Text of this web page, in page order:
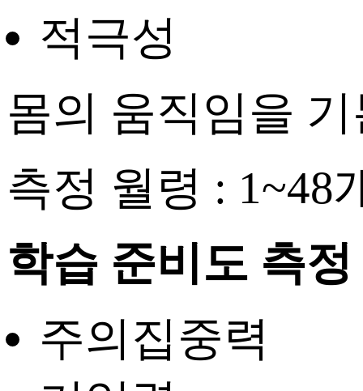
적극성
몸의 움직임을
측정 월령 : 1~48
학습 준비도 측정
주의집중력